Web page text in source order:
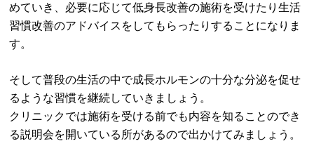
めていき、必要に応じて低身長改善の施術を受けたり生活
習慣改善のアドバイスをしてもらったりすることになりま
す。
そして普段の生活の中で成長ホルモンの十分な分泌を促せ
るような習慣を継続していきましょう。
クリニックでは施術を受ける前でも内容を知ることのでき
る説明会を開いている所があるので出かけてみましょう。